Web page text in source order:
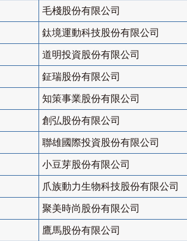
毛棧股份有限公司
鈦境運動科技股份有限公司
道明投資股份有限公司
鉦瑞股份有限公司
知策事業股份有限公司
創弘股份有限公司
聯雄國際投資股份有限公司
小豆芽股份有限公司
爪族動力生物科技股份有限公司
聚美時尚股份有限公司
鷹馬股份有限公司